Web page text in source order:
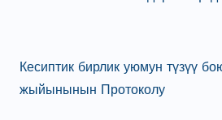
Кесиптик бирлик уюмун түзүү
жыйынынын Протоколу